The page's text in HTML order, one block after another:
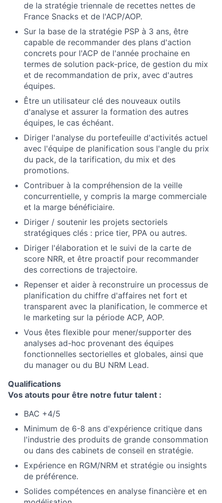
de la stratégie triennale de recettes nettes de
France Snacks et de l'ACP/AOP.
Sur la base de la stratégie PSP à 3 ans, être
capable de recommander des plans d'action
concrets pour l'ACP de l'année prochaine en
termes de solution pack-price, de gestion du mix
et de recommandation de prix, avec d'autres
équipes.
Être un utilisateur clé des nouveaux outils
d'analyse et assurer la formation des autres
équipes, le cas échéant.
Diriger l'analyse du portefeuille d'activités actuel
avec l'équipe de planification sous l'angle du prix
du pack, de la tarification, du mix et des
promotions.
Contribuer à la compréhension de la veille
concurrentielle, y compris la marge commerciale
et la marge bénéficiaire.
Diriger / soutenir les projets sectoriels
stratégiques clés : price tier, PPA ou autres.
Diriger l'élaboration et le suivi de la carte de
score NRR, et être proactif pour recommander
des corrections de trajectoire.
Repenser et aider à reconstruire un processus de
planification du chiffre d'affaires net fort et
transparent avec la planification, le commerce et
le marketing sur la période ACP, AOP.
Vous êtes flexible pour mener/supporter des
analyses ad-hoc provenant des équipes
fonctionnelles sectorielles et globales, ainsi que
du manager ou du BU NRM Lead.
Qualifications
Vos atouts pour être notre futur talent :
BAC +4/5
Minimum de 6-8 ans d'expérience critique dans
l'industrie des produits de grande consommation
ou dans des cabinets de conseil en stratégie.
Expérience en RGM/NRM et stratégie ou insights
de préférence.
Solides compétences en analyse financière et en